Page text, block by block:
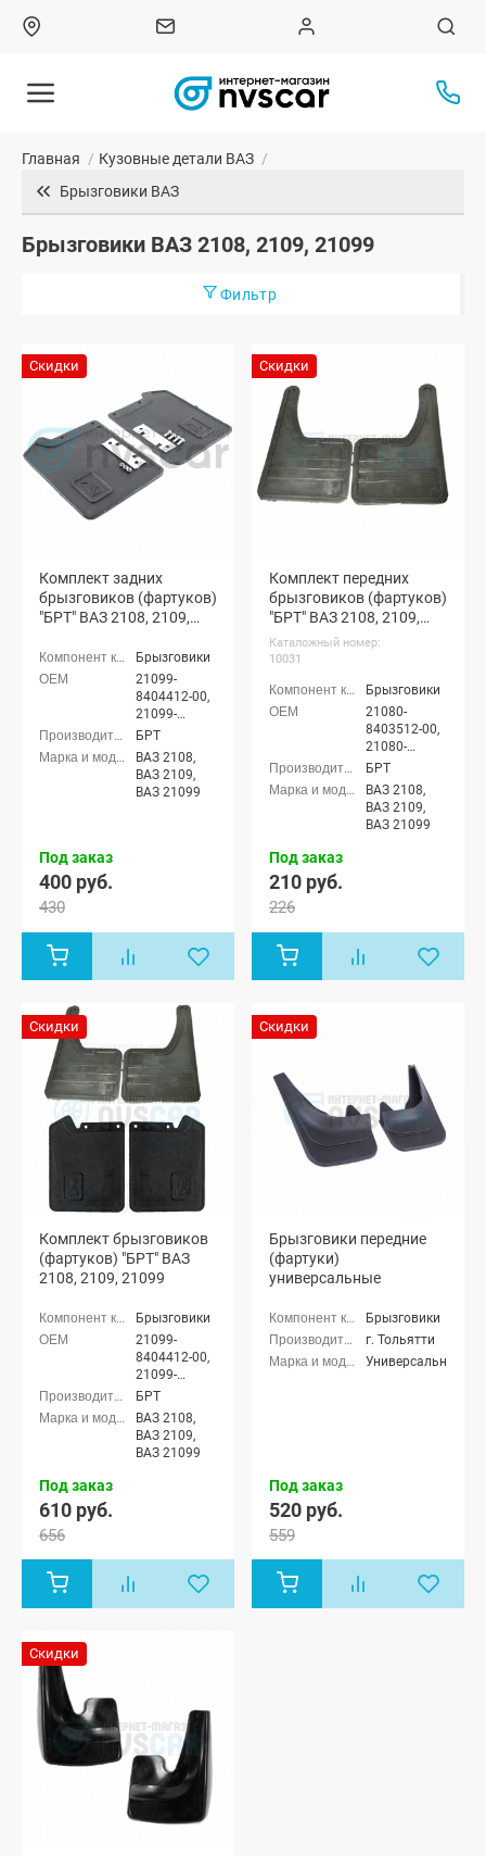
Главная / Кузовные детали ВАЗ /
Брызговики ВАЗ
Брызговики ВАЗ 2108, 2109, 21099
Фильтр
Скидки
Комплект задних
брызговиков (фартуков)
"БРТ" ВАЗ 2108, 2109,
Брызговики
21099-
8404412-00,
21099-
8404413-00
БРТ
ВАЗ 2108,
ВАЗ 2109,
ВАЗ 21099
Под заказ
400 руб.
430
Скидки
Комплект передних
брызговиков (фартуков)
"БРТ" ВАЗ 2108, 2109,
21099 (10031)
Каталожный номер:
10031
Брызговики
21080-
8403512-00,
21080-
8403513-00
БРТ
ВАЗ 2108,
ВАЗ 2109,
ВАЗ 21099
Под заказ
210 руб.
226
Скидки
Комплект брызговиков
(фартуков) "БРТ" ВАЗ
2108, 2109, 21099
Брызговики
21099-
8404412-00,
21099-
8404413-00
21080-
8403512-00,
21080-
8403513-00
БРТ
ВАЗ 2108,
ВАЗ 2109,
ВАЗ 21099
Под заказ
610 руб.
656
Скидки
Брызговики передние
(фартуки)
универсальные
Брызговики
г. Тольятти
Универсальные
Под заказ
520 руб.
559
Скидки